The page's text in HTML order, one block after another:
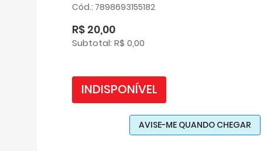
Cód.: 7898693155182
R$ 20,00
Subtotal: R$ 0,00
INDISPONÍVEL
AVISE-ME QUANDO CHEGAR